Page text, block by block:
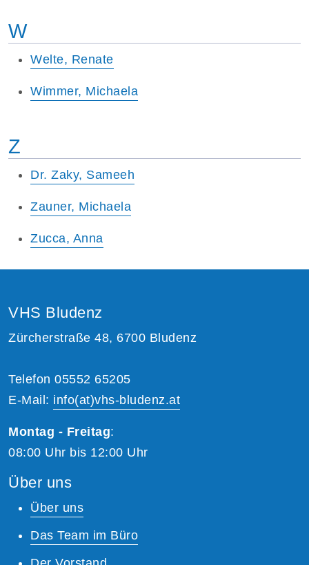
W
Welte, Renate
Wimmer, Michaela
Z
Dr. Zaky, Sameeh
Zauner, Michaela
Zucca, Anna
VHS Bludenz
Zürcherstraße 48, 6700 Bludenz
Telefon 05552 65205
E-Mail: info(at)vhs-bludenz.at
Montag - Freitag:
08:00 Uhr bis 12:00 Uhr
Über uns
Über uns
Das Team im Büro